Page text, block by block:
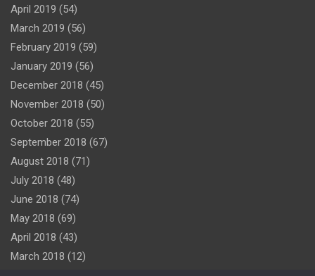
April 2019 (54)
March 2019 (56)
February 2019 (59)
January 2019 (56)
December 2018 (45)
November 2018 (50)
October 2018 (55)
September 2018 (67)
August 2018 (71)
July 2018 (48)
June 2018 (74)
May 2018 (69)
April 2018 (43)
March 2018 (12)